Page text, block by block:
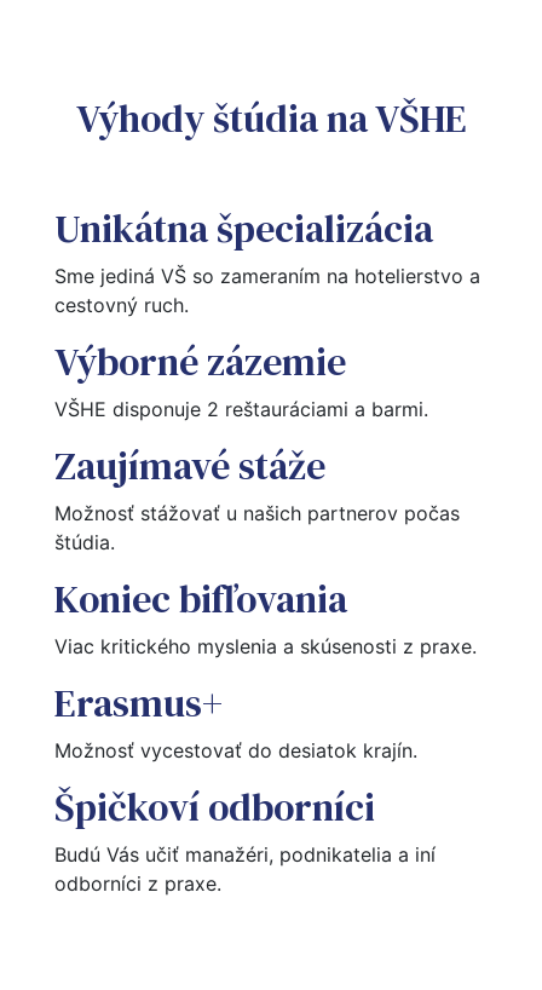
Výhody štúdia na VŠHE
Unikátna špecializácia
Sme jediná VŠ so zameraním na hotelierstvo a
cestovný ruch.
Výborné zázemie
VŠHE disponuje 2 reštauráciami a barmi.
Zaujímavé stáže
Možnosť stážovať u našich partnerov počas
štúdia.
Koniec bifľovania
Viac kritického myslenia a skúsenosti z praxe.
Erasmus+
Možnosť vycestovať do desiatok krajín.
Špičkoví odborníci
Budú Vás učiť manažéri, podnikatelia a iní
odborníci z praxe.